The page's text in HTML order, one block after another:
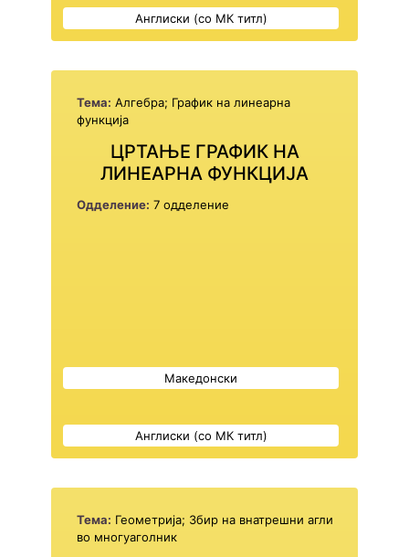
Англиски (со МК титл)
Тема: Алгебра; График на линеарна
функција
ЦРТАЊЕ ГРАФИК НА
ЛИНЕАРНА ФУНКЦИЈА
Одделение: 7 одделение
Англиски (со МК титл)
Македонски
Тема: Геометрија; Збир на внатрешни агли
во многуаголник